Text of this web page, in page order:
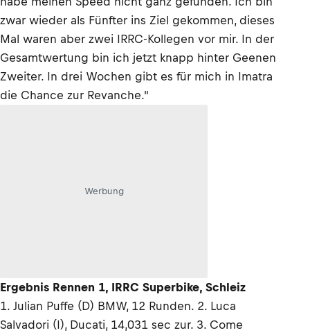
zwar wieder als Fünfter ins Ziel gekommen, dieses
Mal waren aber zwei IRRC-Kollegen vor mir. In der
Gesamtwertung bin ich jetzt knapp hinter Geenen
Zweiter. In drei Wochen gibt es für mich in Imatra
die Chance zur Revanche."
Werbung
Ergebnis Rennen 1, IRRC Superbike, Schleiz
1. Julian Puffe (D) BMW, 12 Runden. 2. Luca
Salvadori (I), Ducati, 14,031 sec zur. 3. Come